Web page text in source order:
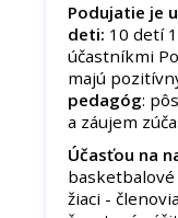
Podujatie je
deti: 10 detí
účastníkmi
majú
pedagóg:
a záujem
Účasťou na
žiaci -